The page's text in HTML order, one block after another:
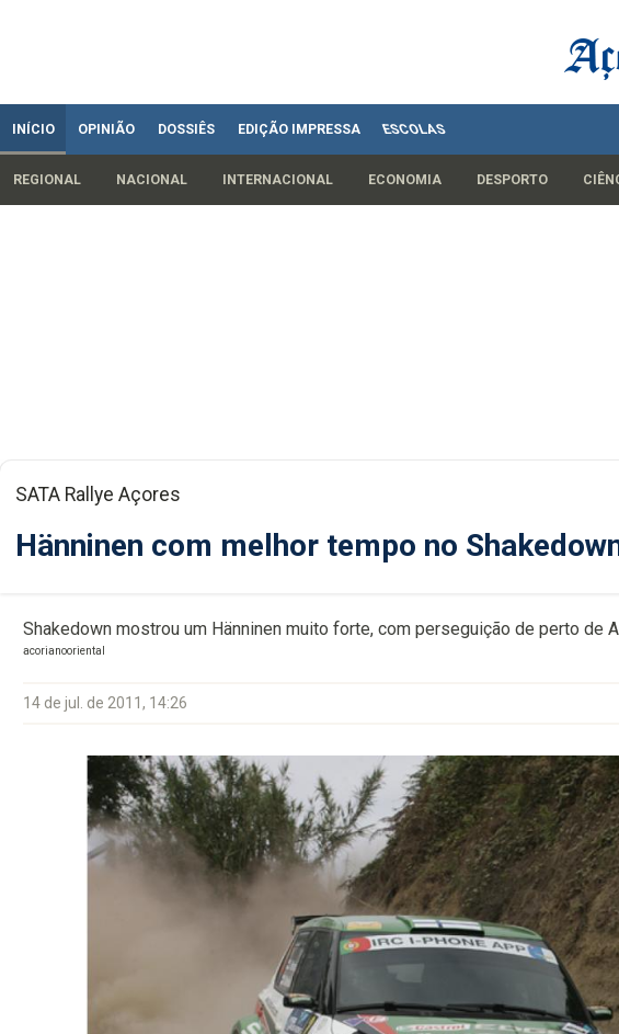
INÍCIO OPINIÃO DOSSIÊS EDIÇÃO IMPRESSA ESCOLAS
REGIONAL NACIONAL INTERNACIONAL ECONOMIA DESPORTO
SATA Rallye Açores
Hänninen com melhor tempo no
Shakedown mostrou um Hänninen muito forte, com perseguição de perto de
acorianooriental
14 de jul. de 2011, 14:26